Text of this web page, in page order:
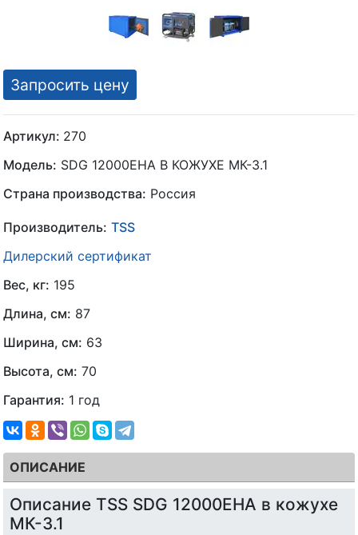
Запросить цену
Артикул: 270
Модель: SDG 12000EHA В КОЖУХЕ МК-3.1
Страна производства: Россия
Производитель: TSS
Дилерский сертификат
Вес, кг: 195
Длина, см: 87
Ширина, см: 63
Высота, см: 70
Гарантия: 1 год
ОПИСАНИЕ
Описание TSS SDG 12000EHA в кожухе
МК-3.1